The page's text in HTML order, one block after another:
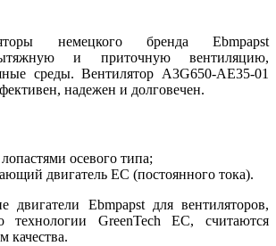
немецкого бренда Ebmpapst
и приточную вентиляцию,
среды. Вентилятор A3G650-AE35-01
надежен и долговечен.
осевого типа;
двигатель EC (постоянного тока).
двигатели Ebmpapst для вентиляторов,
технологии GreenTech EC, считаются
качества.